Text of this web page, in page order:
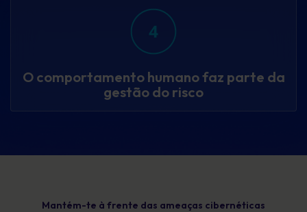
O comportamento humano faz parte da
gestão do risco
Mantém-te à frente das ameaças cibernéticas